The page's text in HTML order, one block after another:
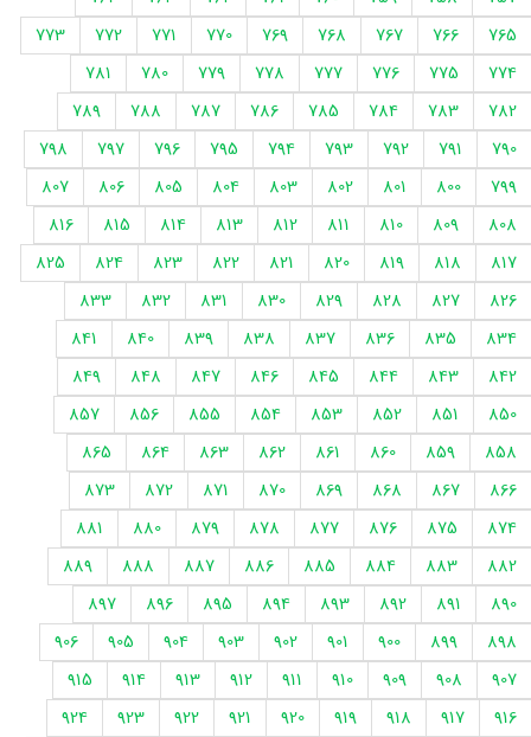
765
766
767
768
769
770
771
772
773
774
775
776
777
778
779
780
781
782
783
784
785
786
787
788
789
790
791
792
793
794
795
796
797
798
799
800
801
802
803
804
805
806
807
808
809
810
811
812
813
814
815
816
817
818
819
820
821
822
823
824
825
826
827
828
829
830
831
832
833
834
835
836
837
838
839
840
841
842
843
844
845
846
847
848
849
850
851
852
853
854
855
856
857
858
859
860
861
862
863
864
865
866
867
868
869
870
871
872
873
874
875
876
877
878
879
880
881
882
883
884
885
886
887
888
889
890
891
892
893
894
895
896
897
898
899
900
901
902
903
904
905
906
907
908
909
910
911
912
913
914
915
916
917
918
919
920
921
922
923
924